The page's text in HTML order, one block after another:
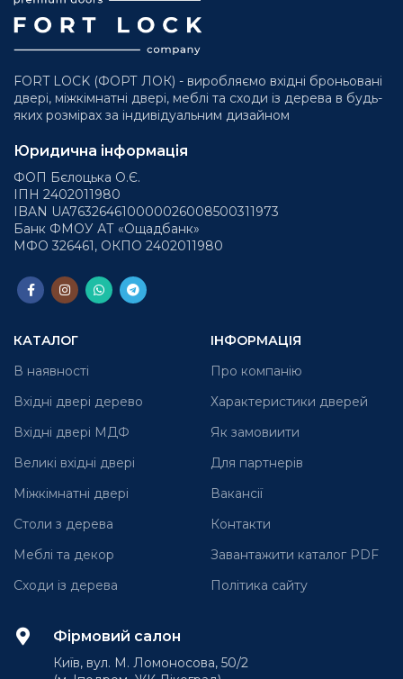
FORT LOCK (ФОРТ ЛОК) - виробляємо вхідні броньовані
двері, міжкімнатні двері, меблі та сходи із дерева в будь-
яких розмірах за індивідуальним дизайном
Юридична інформація
ФОП Бєлоцька О.Є.
ІПН 2402011980
IBAN UA763264610000026008500311973
Банк ФМОУ АТ «Ощадбанк»
МФО 326461, ОКПО 2402011980
КАТАЛОГ
В наявності
Вхідні двері дерево
Вхідні двері МДФ
Великі вхідні двері
Міжкімнатні двері
Столи з дерева
Меблі та декор
Сходи із дерева
ІНФОРМАЦІЯ
Про компанію
Характеристики дверей
Як замовиити
Для партнерів
Вакансії
Контакти
Завантажити каталог PDF
Політика сайту
Фірмовий салон
Київ, вул. М. Ломоносова, 50/2